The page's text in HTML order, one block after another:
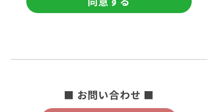
■ お問い合わせ ■